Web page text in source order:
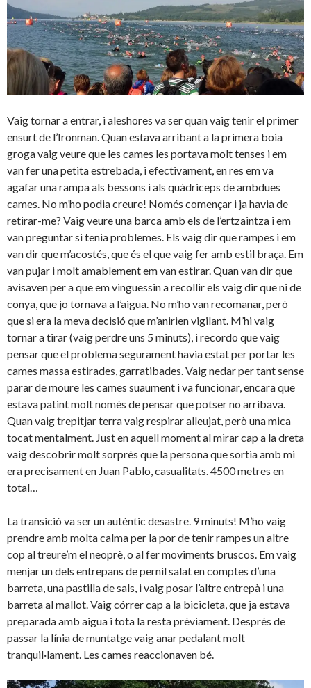
Vaig tornar a entrar, i aleshores va ser quan vaig tenir el primer
ensurt de l’Ironman. Quan estava arribant a la primera boia
groga vaig veure que les cames les portava molt tenses i em
van fer una petita estrebada, i efectivament, en res em va
agafar una rampa als bessons i als quàdriceps de ambdues
cames. No m’ho podia creure! Només començar i ja havia de
retirar-me? Vaig veure una barca amb els de l’ertzaintza i em
van preguntar si tenia problemes. Els vaig dir que rampes i em
van dir que m’acostés, que és el que vaig fer amb estil braça. Em
van pujar i molt amablement em van estirar. Quan van dir que
avisaven per a que em vinguessin a recollir els vaig dir que ni de
conya, que jo tornava a l’aigua. No m’ho van recomanar, però
que si era la meva decisió que m’anirien vigilant. M’hi vaig
tornar a tirar (vaig perdre uns 5 minuts), i recordo que vaig
pensar que el problema segurament havia estat per portar les
cames massa estirades, garratibades. Vaig nedar per tant sense
parar de moure les cames suaument i va funcionar, encara que
estava patint molt només de pensar que potser no arribava.
Quan vaig trepitjar terra vaig respirar alleujat, però una mica
tocat mentalment. Just en aquell moment al mirar cap a la dreta
vaig descobrir molt sorprès que la persona que sortia amb mi
era precisament en Juan Pablo, casualitats. 4500 metres en
total…
La transició va ser un autèntic desastre. 9 minuts! M’ho vaig
prendre amb molta calma per la por de tenir rampes un altre
cop al treure’m el neoprè, o al fer moviments bruscos. Em vaig
menjar un dels entrepans de pernil salat en comptes d’una
barreta, una pastilla de sals, i vaig posar l’altre entrepà i una
barreta al mallot. Vaig córrer cap a la bicicleta, que ja estava
preparada amb aigua i tota la resta prèviament. Després de
passar la línia de muntatge vaig anar pedalant molt
tranquil·lament. Les cames reaccionaven bé.